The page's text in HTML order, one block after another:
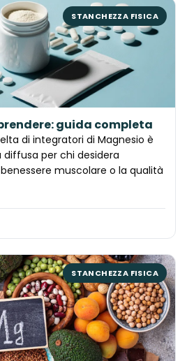
STANCHEZZA FISICA
guida completa
di integratori di Magnesio è
per chi desidera
muscolare o la qualità
STANCHEZZA FISICA